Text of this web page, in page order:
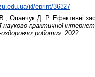
id/eprint/36327
, Опанчук Д. Р. Ефективні
науково-практичної
роботи». 2022.